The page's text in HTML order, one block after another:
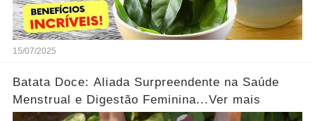
15/07/2025
Batata Doce: Aliada Surpreendente na Saúde
Menstrual e Digestão Feminina...Ver mais